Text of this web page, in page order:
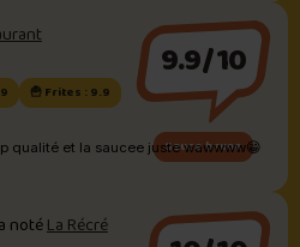
🍟 Frites : 9.9
9.9/10
Sauce brune
fromage top qualité et la saucee juste wawwww😁
a notéLa Récré